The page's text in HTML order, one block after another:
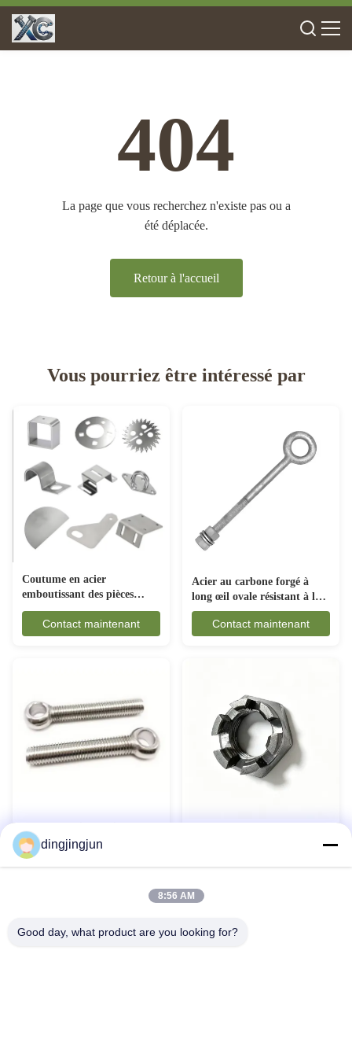
404
La page que vous recherchez n'existe pas ou a
été déplacée.
Retour à l'accueil
Vous pourriez être intéressé par
Coutume en acier
emboutissant des pièces
anticorrosion pour
l'industrie automobile
Contact maintenant
Acier au carbone forgé à
long œil ovale résistant à la
rouille pour les engins
maritimes
Contact maintenant
inoxydable 304 316 DIN444
Boulons à œil Boulon à œil
composants aérospatiaux
dingjingjun
8:56 AM
Good day, what product are you looking for?